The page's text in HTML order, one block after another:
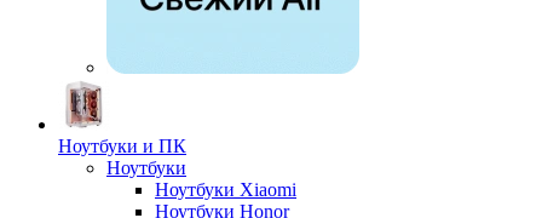
Ноутбуки и ПК
Ноутбуки
Ноутбуки Xiaomi
Ноутбуки Honor